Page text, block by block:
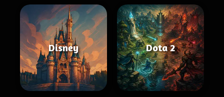
Disney Dota 2